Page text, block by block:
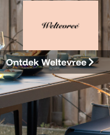
Ontdek Weltevree